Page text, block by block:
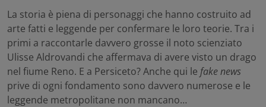
La storia è piena di personaggi che hanno costruito ad
arte fatti e leggende per confermare le loro teorie. Tra i
primi a raccontarle davvero grosse il noto scienziato
Ulisse Aldrovandi che affermava di avere visto un drago
nel fiume Reno. E a Persiceto? Anche qui le fake news
prive di ogni fondamento sono davvero numerose e le
leggende metropolitane non mancano…